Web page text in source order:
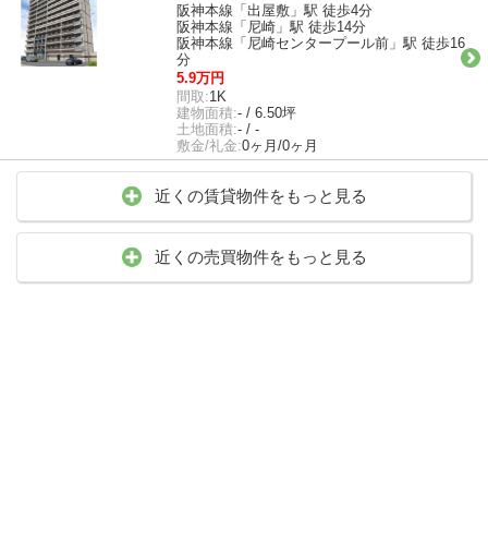
阪神本線「出屋敷」駅 徒歩4分
阪神本線「尼崎」駅 徒歩14分
阪神本線「尼崎センタープール前」駅 徒歩16
分
5.9万円
間取:1K
建物面積:- / 6.50坪
土地面積:- / -
敷金/礼金:0ヶ月/0ヶ月
近くの賃貸物件をもっと見る
近くの売買物件をもっと見る